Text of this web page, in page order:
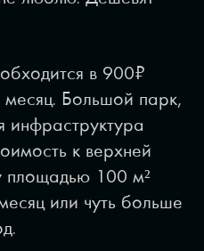
в 900₽
Большой парк,
инфраструктура
к верхней
площадью 100 м²
или чуть больше